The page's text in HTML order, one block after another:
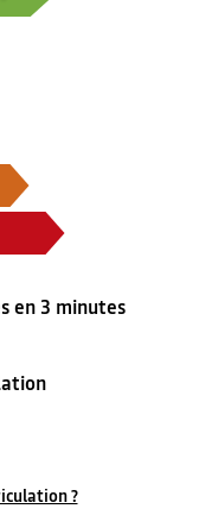
en 3 minutes
?